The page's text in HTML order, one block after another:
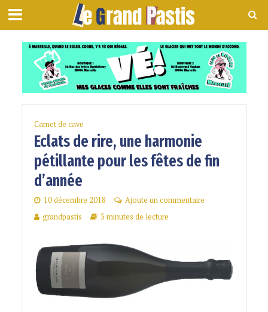
Carnet de cave
Eclats de rire, une harmonie
pétillante pour les fêtes de fin
d’année
10 décembre 2018
Ajoute un commentaire
grandpastis
3 minutes de lecture